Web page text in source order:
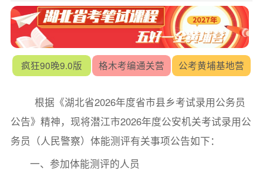
疯狂90晚9.0版 格木考编通关营 公考黄埔基地营
根据《湖北省2026年度省市县乡考试录用公务员
公告》精神，现将潜江市2026年度公安机关考试录用公
务员（人民警察）体能测评有关事项公告如下：
一、参加体能测评的人员